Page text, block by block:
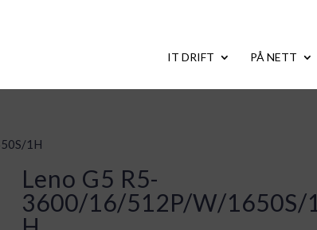
IT DRIFT PÅ NETT
1H
Leno G5 R5-
3600/16/512P/W/1650S/1